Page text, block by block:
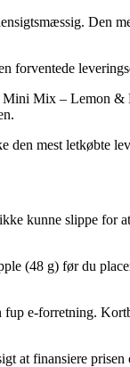
Den
forventede
Mini Mix – Lemon &
den mest letkøbte
kunne slippe for
(48 g) før du
e-forretning.
at finansiere prisen